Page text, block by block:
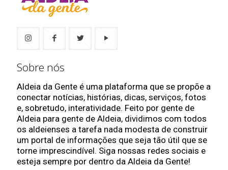
Sobre nós
Aldeia da Gente é uma plataforma que se propõe a
conectar notícias, histórias, dicas, serviços, fotos
e, sobretudo, interatividade. Feito por gente de
Aldeia para gente de Aldeia, dividimos com todos
os aldeienses a tarefa nada modesta de construir
um portal de informações que seja tão útil que se
torne imprescindível. Siga nossas redes sociais e
esteja sempre por dentro da Aldeia da Gente!